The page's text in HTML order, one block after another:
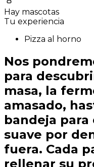
Hay mascotas
Tu experiencia
Pizza al horno
Nos
para
masa, la
amasado,
bandeja para
suave por
fuera. Cada
rellenar su